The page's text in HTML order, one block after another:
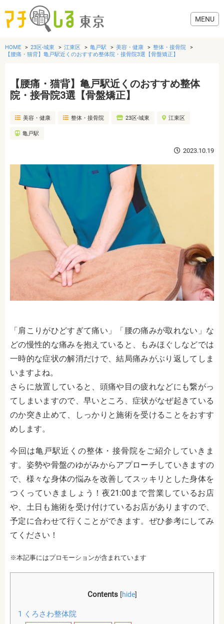
グルメ
美容・健康
おでかけ
HOME 23区-城東 江東区 亀戸駅 美容・健康
整体・接骨院
【腰痛・猫背】亀戸駅近くのおすすめ整体院・接骨院3選【骨盤矯正】
【腰痛・猫背】亀戸駅近くのおすすめ整体
院・接骨院3選【骨盤矯正】
美容・健康 整体・接骨院 23区-城東 江東区
亀戸駅
2023.10.19
「肩こりがひどすぎて痛い」「腰の痛みが取れない」な
どの慢性的な痛みを抱えていると、もみほぐしなどでは
一時的な症状の解消だけで、結局痛みがぶり返してしま
いますよね。
さらに放置していると、頭痛や目の疲れなどにも繋がっ
てしまいますので、早いところ、症状がなぜ起きている
のか突き止めて、しっかりと施術を受けることをおすす
めします。
今回は亀戸駅近くの整体・接骨院をご紹介していきま
す。姿勢や骨盤のゆがみからアプローチしていきますの
で、様々な身体の悩みを改善してスッキリとした身体を
つくっていきましょう！夜21:00まで営業しているお店
や、土日も施術を受け付けているお店がありますので、
予定に合わせて行くことができます。ぜひ参考にしてみ
てください！
※本記事にはプロモーションが含まれています
Contents [hide]
1 くろさわ整体院